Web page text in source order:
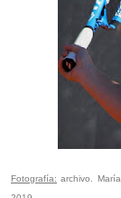
Fotografía: archivo.